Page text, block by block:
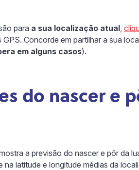
para a sua localização atual,
Concorde em partilhar a sua
em alguns casos).
do nascer e
a previsão do nascer e pôr da
na latitude e longitude médias da